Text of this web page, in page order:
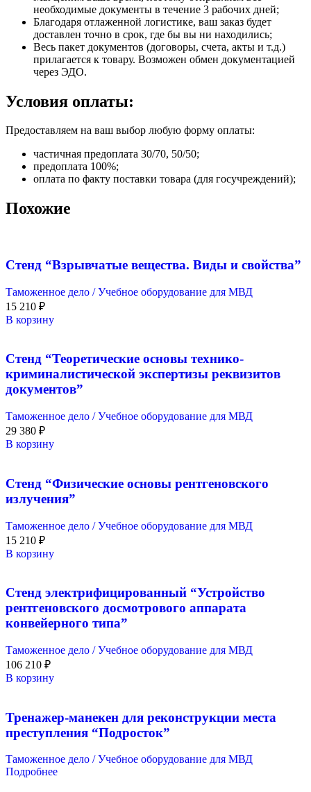
необходимые документы в течение 3 рабочих дней;
Благодаря отлаженной логистике, ваш заказ будет
доставлен точно в срок, где бы вы ни находились;
Весь пакет документов (договоры, счета, акты и т.д.)
прилагается к товару. Возможен обмен документацией
через ЭДО.
Условия оплаты:
Предоставляем на ваш выбор любую форму оплаты:
частичная предоплата 30/70, 50/50;
предоплата 100%;
оплата по факту поставки товара (для госучреждений);
Похожие
Стенд “Взрывчатые вещества. Виды и свойства”
Таможенное дело / Учебное оборудование для МВД
15 210 ₽
В корзину
Стенд “Теоретические основы технико-
криминалистической экспертизы реквизитов
документов”
Таможенное дело / Учебное оборудование для МВД
29 380 ₽
В корзину
Стенд “Физические основы рентгеновского
излучения”
Таможенное дело / Учебное оборудование для МВД
15 210 ₽
В корзину
Стенд электрифицированный “Устройство
рентгеновского досмотрового аппарата
конвейерного типа”
Таможенное дело / Учебное оборудование для МВД
106 210 ₽
В корзину
Тренажер-манекен для реконструкции места
преступления “Подросток”
Таможенное дело / Учебное оборудование для МВД
Подробнее